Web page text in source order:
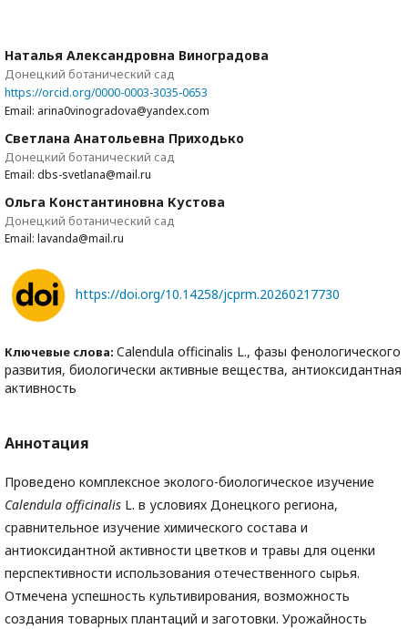
Наталья Александровна Виноградова
Донецкий ботанический сад
https://orcid.org/0000-0003-3035-0653
Email: arina0vinogradova@yandex.com
Светлана Анатольевна Приходько
Донецкий ботанический сад
Email: dbs-svetlana@mail.ru
Ольга Константиновна Кустова
Донецкий ботанический сад
Email: lavanda@mail.ru
https://doi.org/10.14258/jcprm.20260217730
Ключевые слова: Calendula officinalis L., фазы фенологического
развития, биологически активные вещества, антиоксидантная
активность
Аннотация
Проведено комплексное эколого-биологическое изучение
Cаlendulа оfficinаlis L. в условиях Донецкого региона,
сравнительное изучение химического состава и
антиоксидантной активности цветков и травы для оценки
перспективности использования отечественного сырья.
Отмечена успешность культивирования, возможность
создания товарных плантаций и заготовки. Урожайность